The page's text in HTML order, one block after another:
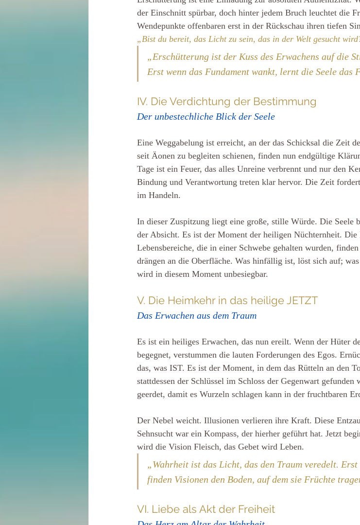
der Einschnitt spürbar, doch hinter jedem Bruch leuchtet die
Wendepunkte offenbaren erst in der Rückschau ihren tiefen
„Bist du bereit, das Licht zu sein, das in der Welt gesucht
„Erschütterung ist der Kuss des Erwachens auf die
Erst wenn das Fundament wankt, lernt die Seele das
IV. Die Verdichtung der Bestimmung
Der unbestechliche Blick der Seele
Eine Weggabelung ist erreicht, an der das Schicksal die Zeit
seit Äonen zu begleiten schienen, finden nun endgültige
Tage ist ein Feuer, das alles Unreine verbrennt und nur den
Bindung und Verantwortung treten klar hervor. Die Zeit
im Handeln.
In dieser Zuspitzung liegt eine große, stille Würde. Die Seele
der Absicht. Es ist der Moment der heiligen Nüchternheit.
Lebensbereiche, die in einer Schwebe gehalten wurden,
drängen an die Oberfläche. Was hinfällig ist, löst sich auf;
wird in diesem Moment unbesiegbar.
V. Die Heimkehr in das heilige JETZT
Das Erwachen aus dem Traum
Es ist ein heiliges Erwachen, das nun ereilt. Wenn der Hüter
begegnet, verstummen die lauten Forderungen des Egos.
das, was IST. Es ist der Moment, in dem das Rütteln an den
stattdessen der Schlüssel im Schloss der Gegenwart
geerdet, damit es Wurzeln schlagen kann in der fruchtbaren
Der Nebel weicht. Illusionen verlieren ihre Kraft. Diese
Sehnsucht war ein Kompass, der hierher geführt hat. Jetzt
wird die Vision Fleisch, das Gebet wird Leben.
„Wahrheit ist das Licht, das den Traum veredelt.
finden Visionen den Boden, auf dem sie Früchte
VI. Liebe als Akt der Freiheit